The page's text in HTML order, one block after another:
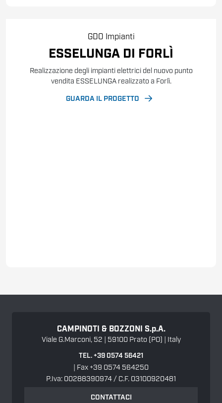
GDO Impianti
ESSELUNGA DI FORLÌ
Realizzazione degli impianti elettrici del nuovo punto
vendita ESSELUNGA realizzato a Forlì.
GUARDA IL PROGETTO
CAMPINOTI & BOZZONI S.p.A.
Viale G.Marconi, 52 | 59100 Prato (PO) | Italy
TEL. +39 0574 56421
| Fax +39 0574 564250
P.Iva: 00288390974 / C.F. 03100920481
CONTATTACI